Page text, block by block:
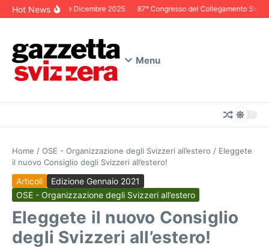
Salta al contenuto
Hot NewsEditoriale Dicembre 2025 87° Congresso del Collegamento
Menu
Home / OSE - Organizzazione degli Svizzeri all’estero / Eleggete
il nuovo Consiglio degli Svizzeri all’estero!
Articoli
Edizione Gennaio 2021
OSE - Organizzazione degli Svizzeri all’estero
Eleggete il nuovo Consiglio
degli Svizzeri all’estero!